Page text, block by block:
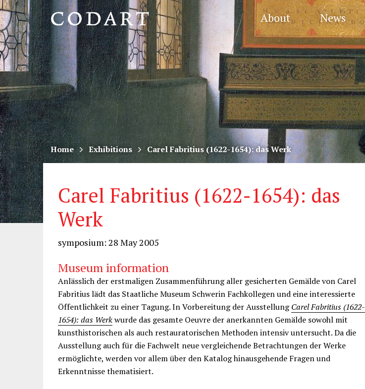
About News
CODART,
Dutch
and
Flemish
art
in
museums
worldwide
Home Exhibitions Carel Fabritius (1622-1654): das Werk
Carel Fabritius (1622-1654): das
Werk
symposium: 28 May 2005
Museum information
Anlässlich der erstmaligen Zusammenführung aller gesicherten Gemälde von Carel
Fabritius lädt das Staatliche Museum Schwerin Fachkollegen und eine interessierte
Öffentlichkeit zu einer Tagung. In Vorbereitung der AusstellungCarel Fabritius (1622-
1654): das Werkwurde das gesamte Oeuvre der anerkannten Gemälde sowohl mit
kunsthistorischen als auch restauratorischen Methoden intensiv untersucht. Da die
Ausstellung auch für die Fachwelt neue vergleichende Betrachtungen der Werke
ermöglichte, werden vor allem über den Katalog hinausgehende Fragen und
Erkenntnisse thematisiert.